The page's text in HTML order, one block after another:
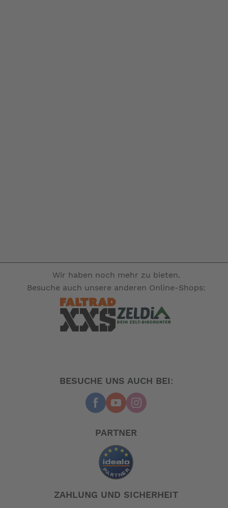
Wir haben noch mehr zu bieten.
Besuche auch unsere anderen Online-Shops:
BESUCHE UNS AUCH BEI:
PARTNER
ZAHLUNG UND SICHERHEIT